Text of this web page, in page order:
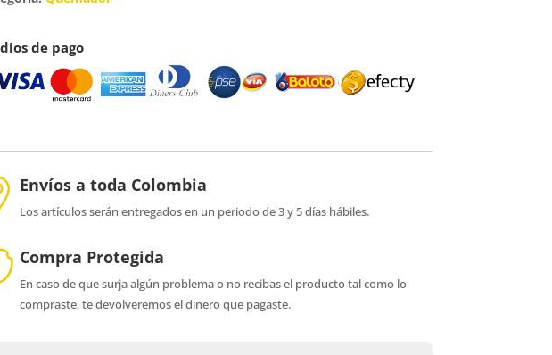
de pago
Envíos a toda Colombia
Los artículos serán entregados en un periodo de 3 y 5 días hábiles.
Compra Protegida
En caso de que surja algún problema o no recibas el producto tal como lo
compraste, te devolveremos el dinero que pagaste.